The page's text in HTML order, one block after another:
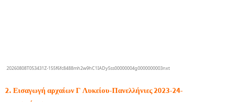
2. Εισαγωγή αρχαίων Γ Λυκείου-Πανελλήνιες 2023-24-